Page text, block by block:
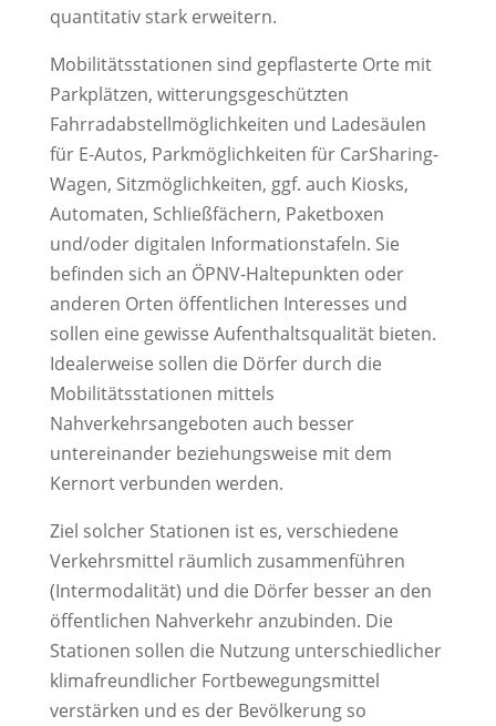
quantitativ stark erweitern.
Mobilitätsstationen sind gepflasterte Orte mit
Parkplätzen, witterungsgeschützten
Fahrradabstellmöglichkeiten und Ladesäulen
für E-Autos, Parkmöglichkeiten für CarSharing-
Wagen, Sitzmöglichkeiten, ggf. auch Kiosks,
Automaten, Schließfächern, Paketboxen
und/oder digitalen Informationstafeln. Sie
befinden sich an ÖPNV-Haltepunkten oder
anderen Orten öffentlichen Interesses und
sollen eine gewisse Aufenthaltsqualität bieten.
Idealerweise sollen die Dörfer durch die
Mobilitätsstationen mittels
Nahverkehrsangeboten auch besser
untereinander beziehungsweise mit dem
Kernort verbunden werden.
Ziel solcher Stationen ist es, verschiedene
Verkehrsmittel räumlich zusammenführen
(Intermodalität) und die Dörfer besser an den
öffentlichen Nahverkehr anzubinden. Die
Stationen sollen die Nutzung unterschiedlicher
klimafreundlicher Fortbewegungsmittel
verstärken und es der Bevölkerung so